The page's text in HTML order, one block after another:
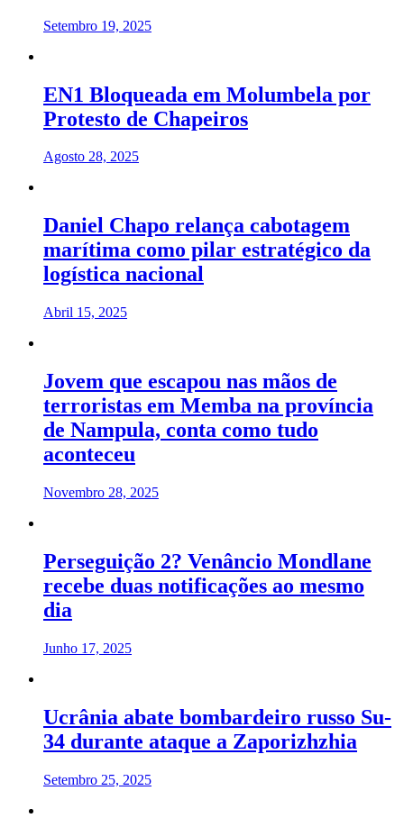
Setembro 19, 2025
EN1 Bloqueada em Molumbela por
Protesto de Chapeiros
Agosto 28, 2025
Daniel Chapo relança cabotagem
marítima como pilar estratégico da
logística nacional
Abril 15, 2025
Jovem que escapou nas mãos de
terroristas em Memba na província
de Nampula, conta como tudo
aconteceu
Novembro 28, 2025
Perseguição 2? Venâncio Mondlane
recebe duas notificações ao mesmo
dia
Junho 17, 2025
Ucrânia abate bombardeiro russo Su-
34 durante ataque a Zaporizhzhia
Setembro 25, 2025